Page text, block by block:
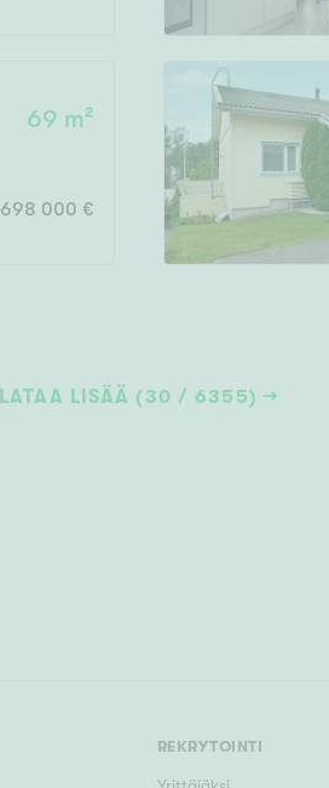
69 m²
698 000 €
LATAA LISÄÄ (30 / 6355)
REKRYTOINTI